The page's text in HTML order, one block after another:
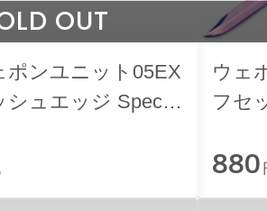
OUT
ポンユニット05EX
シュエッジ Special
ウェ
フセ
880